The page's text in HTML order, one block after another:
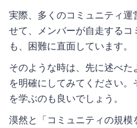
実際、多くのコミュニティ運
せて、メンバーが自走する
も、困難に直面しています。
そのような時は、先に述べ
を明確にしてみてください
を学ぶのも良いでしょう。
漠然と「コミュニティの規